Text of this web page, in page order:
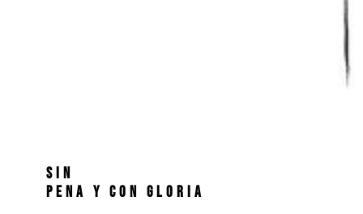
SIN
PENA Y CON GLORIA